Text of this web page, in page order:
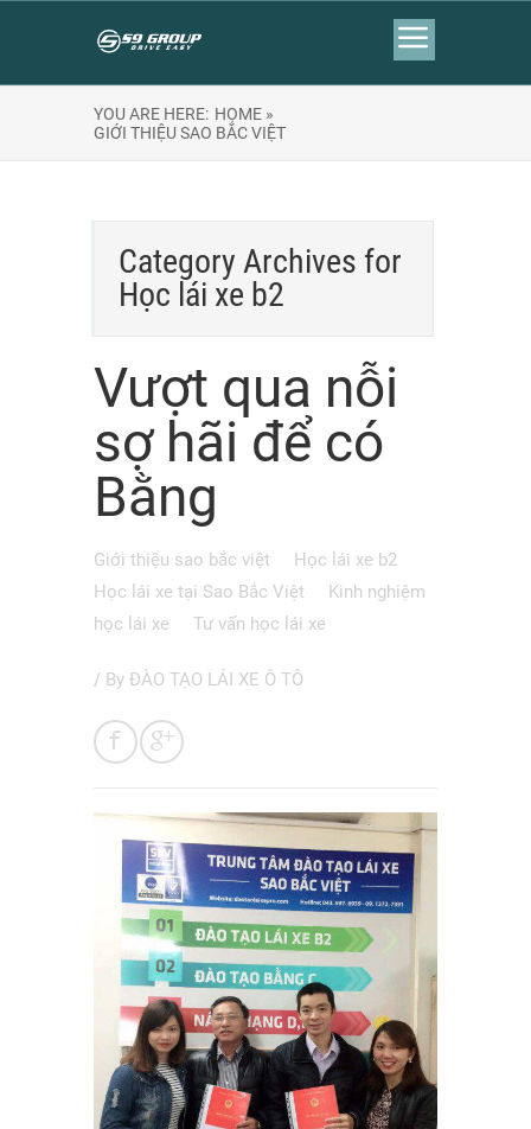
YOU ARE HERE: HOME »
GIỚI THIỆU SAO BẮC VIỆT
Category Archives for
Học lái xe b2
Vượt qua nỗi
sợ hãi để có
Bằng
Giới thiệu sao bắc việt
Học lái xe b2
Học lái xe tại Sao Bắc Việt
Kinh nghiệm
học lái xe
Tư vấn học lái xe
/ By ĐÀO TẠO LÁI XE Ô TÔ